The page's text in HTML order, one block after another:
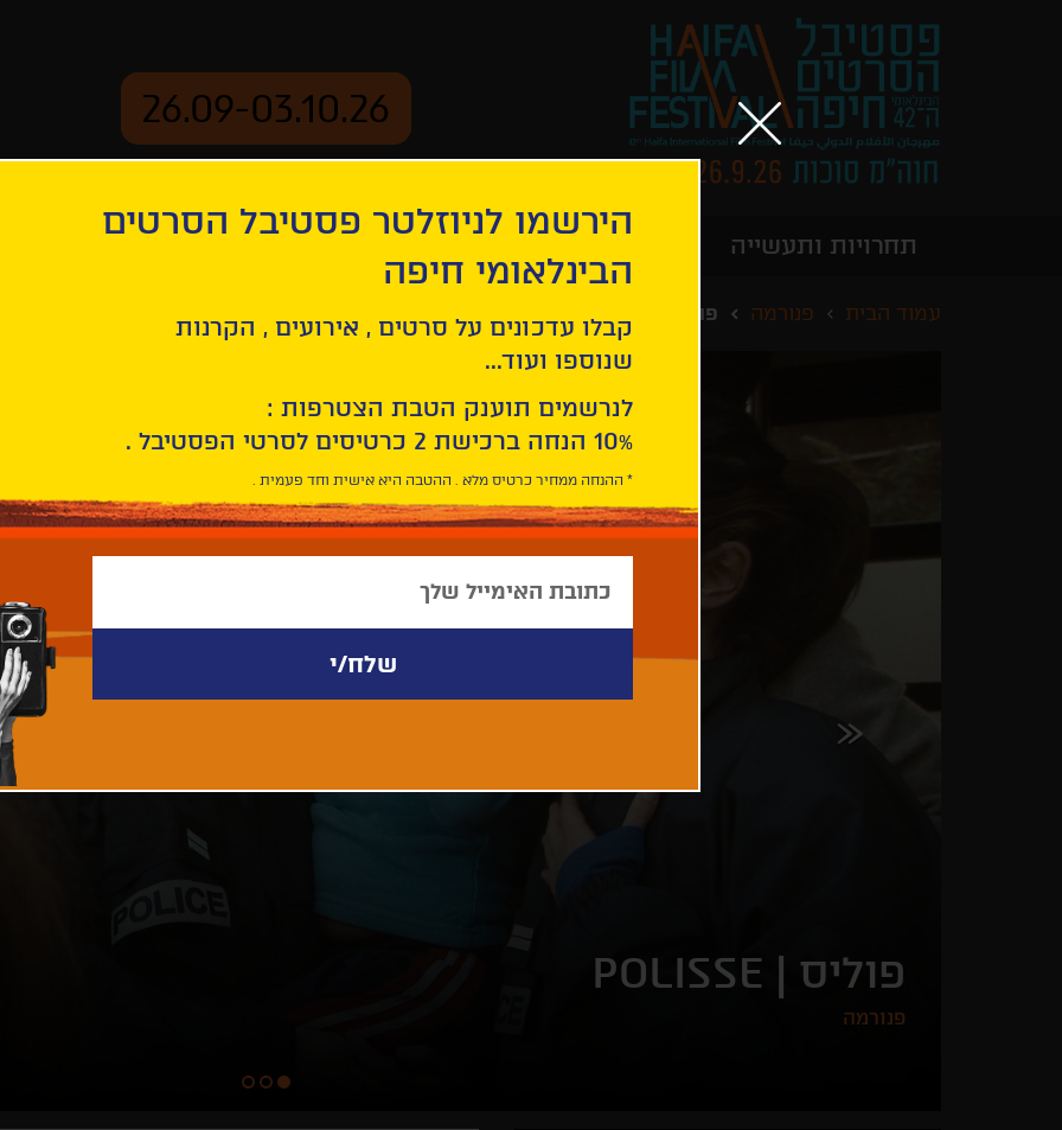
26.09-03.10.26
תחרויות ותעשייה
עמוד הבית פנורמה פוליס
פוליס | POLISSE
פנורמה
הירשמו לניוזלטר פסטיבל הסרטים
הבינלאומי חיפה
קבלו עדכונים על סרטים , אירועים , הקרנות
שנוספו ועוד...
לנרשמים תוענק הטבת הצטרפות :
10% הנחה ברכישת 2 כרטיסים לסרטי הפסטיבל .
* ההנחה ממחיר כרטיס מלא . ההטבה היא אישית וחד פעמית .